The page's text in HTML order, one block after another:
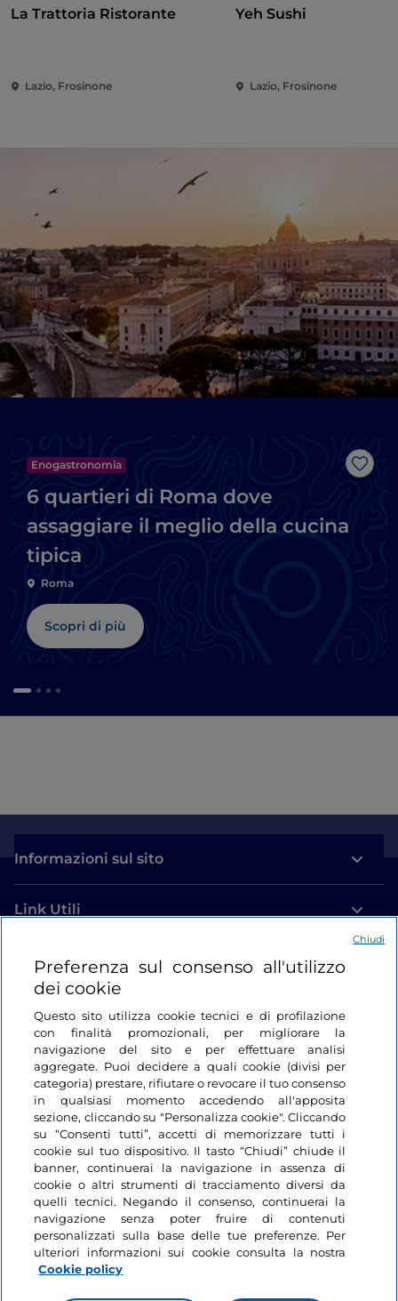
La Trattoria Ristorante
Lazio, Frosinone
Yeh Sushi
Lazio, Frosinone
Like
Enogastronomia
6 quartieri di Roma dove
assaggiare il meglio della cucina
tipica
Roma
Scopri di più
Informazioni sul sito
Link Utili
Login
Restiamo in contatto
Preferenza sul consenso all'utilizzo
dei cookie
Questo sito utilizza cookie tecnici e di profilazione
con finalità promozionali, per migliorare la
navigazione del sito e per effettuare analisi
aggregate. Puoi decidere a quali cookie (divisi per
categoria) prestare, rifiutare o revocare il tuo consenso
in qualsiasi momento accedendo all'apposita
sezione, cliccando su "Personalizza cookie". Cliccando
su “Consenti tutti”, accetti di memorizzare tutti i
cookie sul tuo dispositivo. Il tasto “Chiudi” chiude il
banner, continuerai la navigazione in assenza di
cookie o altri strumenti di tracciamento diversi da
quelli tecnici. Negando il consenso, continuerai la
navigazione senza poter fruire di contenuti
personalizzati sulla base delle tue preferenze. Per
ulteriori informazioni sui cookie consulta la nostra
Cookie policy
Chiudi